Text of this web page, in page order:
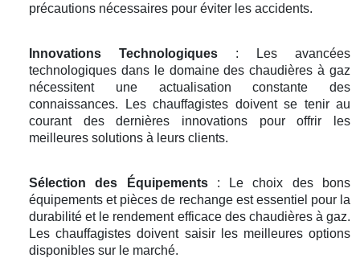
précautions nécessaires pour éviter les accidents.
Innovations Technologiques : Les avancées
technologiques dans le domaine des chaudières à gaz
nécessitent une actualisation constante des
connaissances. Les chauffagistes doivent se tenir au
courant des dernières innovations pour offrir les
meilleures solutions à leurs clients.
Sélection des Équipements: Le choix des bons
équipements et pièces de rechange est essentiel pour la
durabilité et le rendement efficace des chaudières à gaz.
Les chauffagistes doivent saisir les meilleures options
disponibles sur le marché.